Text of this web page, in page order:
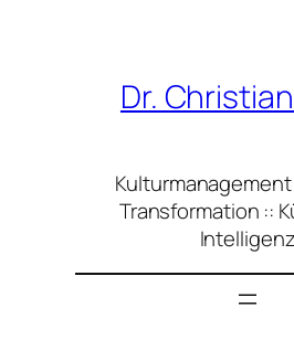
Dr.
Transformation ::
Intelligenz